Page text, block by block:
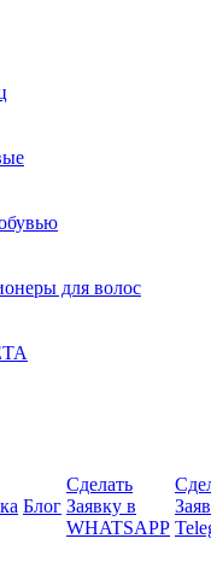
для волос
Блог
Сделать
Заявку в
WHATSAPP